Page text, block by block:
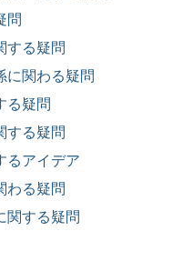
問
する疑問
に関わる疑問
る疑問
する疑問
るアイデア
わる疑問
関する疑問